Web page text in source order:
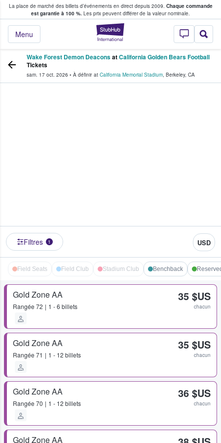
La place de marché des billets d’événements en direct depuis 2009. Chaque commande
est garantie à 100 %. Les prix peuvent différer de la valeur nominale.
StubHub - Où
Menu
fans achètent et vendent des billets
Wake Forest Demon DeaconsatCalifornia Golden Bears Football
Tickets
sam. 17 oct. 2026 • À définir at California Memorial Stadium, Berkeley, CA
Filtres 1 USD
Field Seats Field Club Stadium Club Benchback
Gold Zone AA
Rangée 72 1 - 6 billets
35 $US
chacun
Gold Zone AA
Rangée 71 1 - 12 billets
35 $US
chacun
Gold Zone AA
Rangée 70 1 - 12 billets
36 $US
chacun
Gold Zone AA